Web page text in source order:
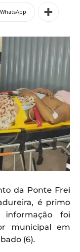
WhatsApp
da Ponte Frei
é primo
foi
municipal em
(6).